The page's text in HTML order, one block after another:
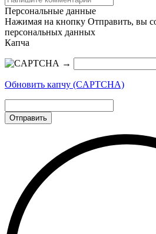
Персональные данные
Нажимая на кнопку Отправить, вы
персональных данных
Капча
→
Обновить капчу (CAPTCHA)
Отправить